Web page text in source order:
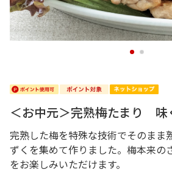
1 2
＜お中元＞完熟梅たまり 味
完熟した梅を特殊な技術でそのまま
ずくを集めて作りました。梅本来の
をお楽しみいただけます。